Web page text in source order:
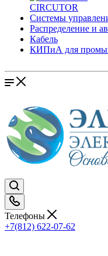
CIRCUTOR
Системы
Распределение и
Кабель
КИПиА для
Телефоны
+7(812) 622-07-62